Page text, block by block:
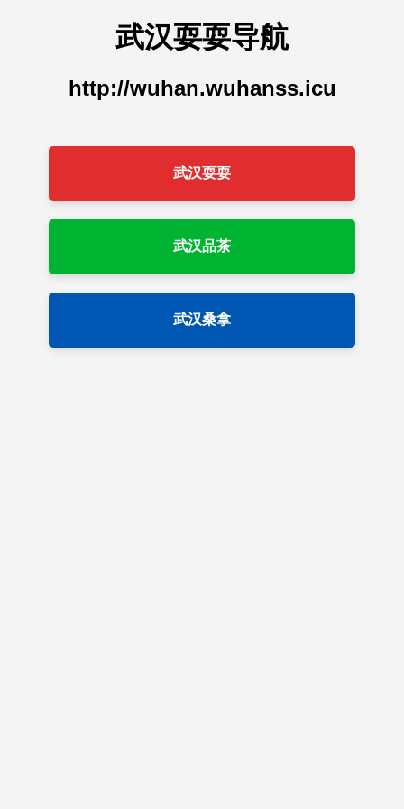
武汉耍耍导航
http://wuhan.wuhanss.icu
武汉耍耍
武汉品茶
武汉桑拿